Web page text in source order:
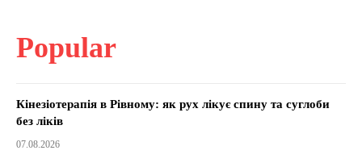
Popular
Кінезіотерапія в Рівному: як рух лікує спину та суглоби
без ліків
07.08.2026